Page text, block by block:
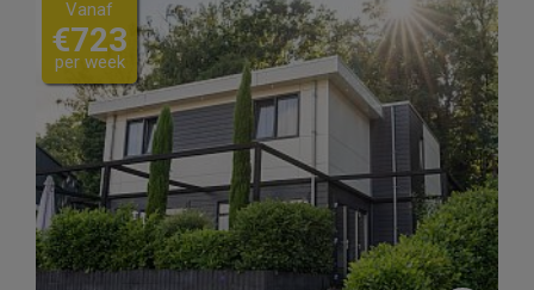
Vanaf
€723
per week